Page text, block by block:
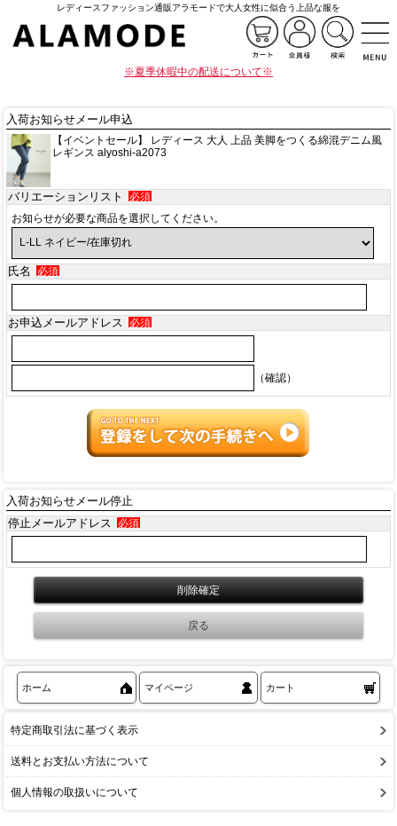
レディースファッション通販アラモードで大人女性に似合う上品な服を
※夏季休暇中の配送について※
入荷お知らせメール申込
【イベントセール】 レディース 大人 上品 美脚をつくる綿混デニム風
レギンス alyoshi-a2073
バリエーションリスト 必須
お知らせが必要な商品を選択してください。
氏名 必須
お申込メールアドレス 必須
（確認）
入荷お知らせメール停止
停止メールアドレス
必須
ホーム マイページ カート
特定商取引法に基づく表示
送料とお支払い方法について
個人情報の取扱いについて